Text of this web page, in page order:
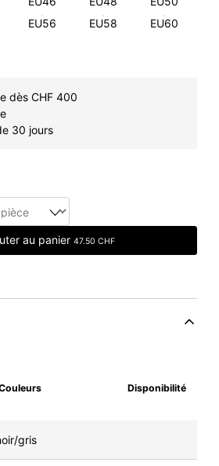
EU56 EU58
EU60
dès CHF 400
30 jours
au panier 47.50 CHF
Disponibilité
gris